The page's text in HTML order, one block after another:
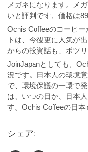
メガネになります。メ
いと評判です。価格は
Ochis Coffeeのコーヒ
トは、今後更に人気が
からの投資話も、ポツ
JoinJapanとしても、
況です。日本人の環境
で、環境保護の一環で
は、いつの日か、日本
す。Ochis Coffeeの日
シェア: